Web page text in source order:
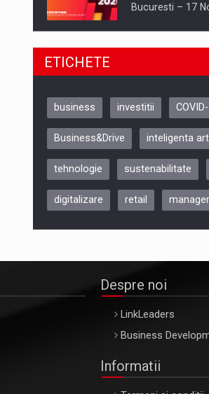
Bucuresti – 17
Be Inspired.
ARTEMIS LETO,
Oradea – 8 Oct
ETICHETE
business investitii
Business&Drive inteligenta
tehnologie sustenabilitate
digitalizare retail
Despre noi
LinkLeaders
Business
Informatii